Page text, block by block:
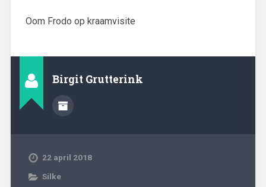
Oom Frodo op kraamvisite
Birgit Grutterink
22 april 2018
Silke